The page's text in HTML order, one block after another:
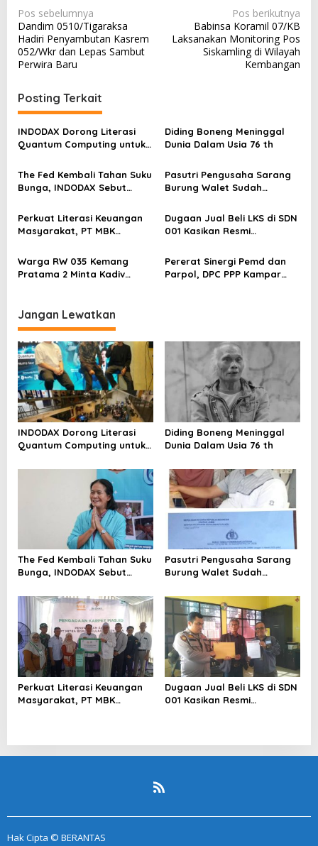
N
a
v
i
g
a
s
i
p
o
s
Pos sebelumnya
Dandim 0510/Tigaraksa
Hadiri Penyambutan Kasrem
052/Wkr dan Lepas Sambut
Perwira Baru
Pos berikutnya
Babinsa Koramil 07/KB
Laksanakan Monitoring Pos
Siskamling di Wilayah
Kembangan
Posting Terkait
INDODAX Dorong Literasi
Quantum Computing untuk
Blockchain
Diding Boneng Meninggal
Dunia Dalam Usia 76 th
The Fed Kembali Tahan Suku
Bunga, INDODAX Sebut
Sentimen Pasar
Pasutri Pengusaha Sarang
Burung Walet Sudah
Pelapor Desak Polda Jambi
Segera Lakukan Penahanan
Perkuat Literasi Keuangan
Masyarakat, PT MBK
Karpet Masjid di Pakuhaji
Dugaan Jual Beli LKS di SDN
001 Kasikan Resmi
Kampar, Pemred – Pimum
Metroterkini.id Desak Usut
Kasus Ini
Warga RW 035 Kemang
Pratama 2 Minta Kadiv
Metro Bekasi Kota
Pererat Sinergi Pemd dan
Parpol, DPC PPP Kampar
Jangan Lewatkan
INDODAX Dorong Literasi
Quantum Computing untuk
Blockchain
Diding Boneng Meninggal
Dunia Dalam Usia 76 th
The Fed Kembali Tahan Suku
Bunga, INDODAX Sebut
Sentimen Pasar
Pasutri Pengusaha Sarang
Burung Walet Sudah
Pelapor Desak Polda Jambi
Segera Lakukan Penahanan
Perkuat Literasi Keuangan
Masyarakat, PT MBK
Dugaan Jual Beli LKS di SDN
001 Kasikan Resmi
Hak Cipta © BERANTAS